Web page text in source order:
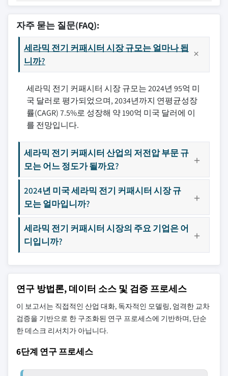
자주 묻는 질문(FAQ):
세라믹 전기 커패시터 시장 규모는 얼마나 됩
니까?
세라믹 전기 커패시터 시장 규모는 2024년 95억 미
국 달러로 평가되었으며, 2034년까지 연평균성장
률(CAGR) 7.5%로 성장해 약 190억 미국 달러에 이
를 전망입니다.
세라믹 전기 커패시터 산업의 저전압 부문 규
모는 어느 정도가 될까요?
2024년 미국 세라믹 전기 커패시터 시장 규
모는 얼마입니까?
세라믹 전기 커패시터 시장의 주요 기업은 어
디입니까?
연구 방법론, 데이터 소스 및 검증 프로세스
이 보고서는 직접적인 산업 대화, 독자적인 모델링, 엄격한 교차
검증을 기반으로 한 구조화된 연구 프로세스에 기반하며, 단순
한 데스크 리서치가 아닙니다.
6단계 연구 프로세스